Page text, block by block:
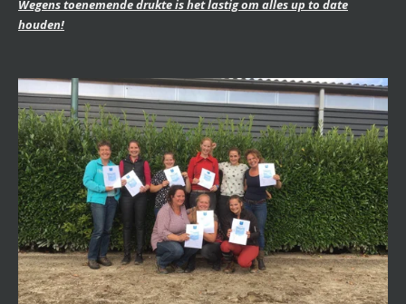
Wegens toenemende drukte is het lastig om alles up to date
houden!